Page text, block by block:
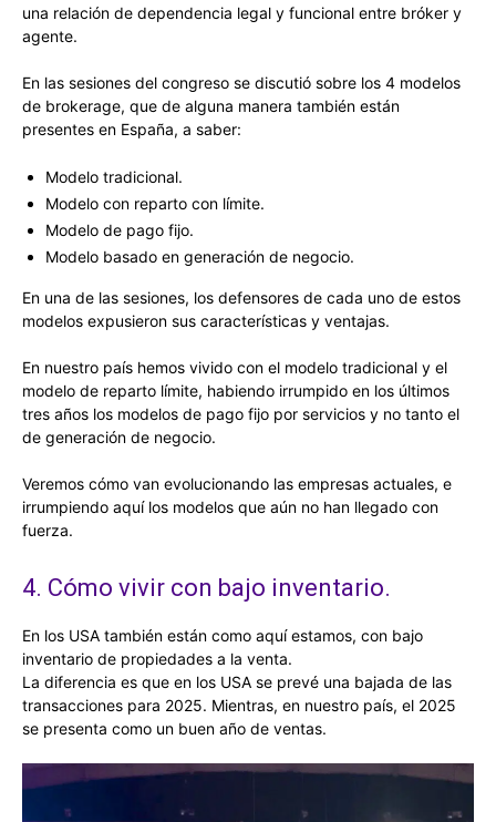
una relación de dependencia legal y funcional entre bróker y
agente.
En las sesiones del congreso se discutió sobre los 4 modelos
de brokerage, que de alguna manera también están
presentes en España, a saber:
Modelo tradicional.
Modelo con reparto con límite.
Modelo de pago fijo.
Modelo basado en generación de negocio.
En una de las sesiones, los defensores de cada uno de estos
modelos expusieron sus características y ventajas.
En nuestro país hemos vivido con el modelo tradicional y el
modelo de reparto límite, habiendo irrumpido en los últimos
tres años los modelos de pago fijo por servicios y no tanto el
de generación de negocio.
Veremos cómo van evolucionando las empresas actuales, e
irrumpiendo aquí los modelos que aún no han llegado con
fuerza.
4. Cómo vivir con bajo inventario.
En los USA también están como aquí estamos, con bajo
inventario de propiedades a la venta.
La diferencia es que en los USA se prevé una bajada de las
transacciones para 2025. Mientras, en nuestro país, el 2025
se presenta como un buen año de ventas.